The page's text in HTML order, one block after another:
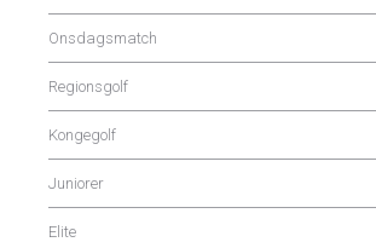
Onsdagsmatch
Regionsgolf
Kongegolf
Juniorer
Elite